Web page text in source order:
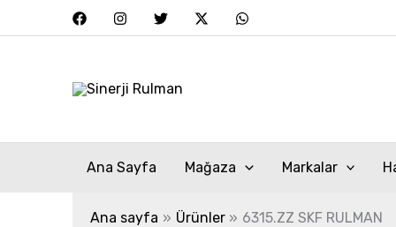
atla
Ana Sayfa Mağaza Markalar
Ana sayfa Ürünler 6315.ZZ SKF RULMAN